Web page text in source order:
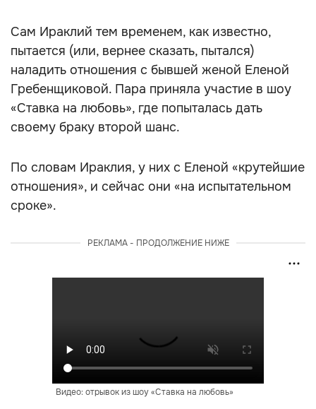
Сам Ираклий тем временем, как известно,
пытается (или, вернее сказать, пытался)
наладить отношения с бывшей женой Еленой
Гребенщиковой. Пара приняла участие в шоу
«Ставка на любовь», где попыталась дать
своему браку второй шанс.
По словам Ираклия, у них с Еленой «крутейшие
отношения», и сейчас они «на испытательном
сроке».
РЕКЛАМА - ПРОДОЛЖЕНИЕ НИЖЕ
Видео: отрывок из шоу «Ставка на любовь»